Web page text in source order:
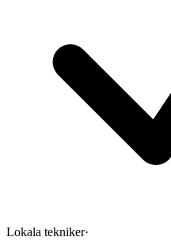
Lokala tekniker·